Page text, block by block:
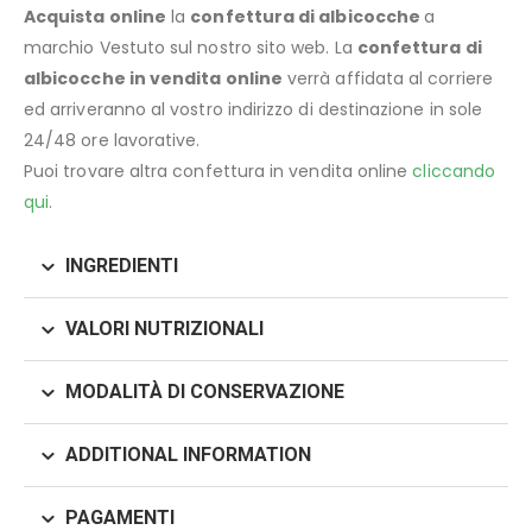
Acquista online la confettura di albicocchea
marchio Vestuto sul nostro sito web. La confettura di
albicocche in vendita online verrà affidata al corriere
ed arriveranno al vostro indirizzo di destinazione in sole
24/48 ore lavorative.
Puoi trovare altra confettura in vendita onlinecliccando
qui.
INGREDIENTI
VALORI NUTRIZIONALI
MODALITÀ DI CONSERVAZIONE
ADDITIONAL INFORMATION
PAGAMENTI